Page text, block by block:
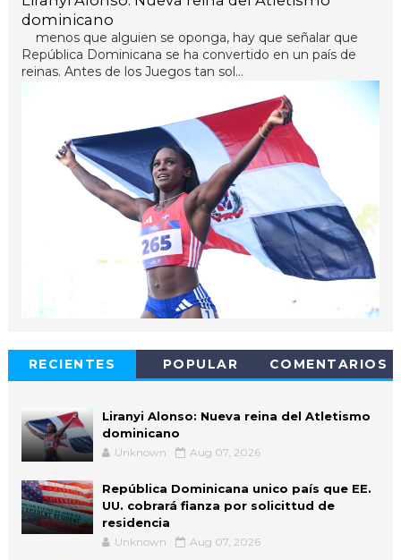
dominicano
menos que alguien se oponga, hay que señalar que
República Dominicana se ha convertido en un país de
reinas. Antes de los Juegos tan sol...
RECIENTES POPULAR COMENTARIOS
Liranyi Alonso: Nueva reina del Atletismo
dominicano
Unknown Aug 07, 2026
República Dominicana unico país que EE.
UU. cobrará fianza por solicittud de
residencia
Unknown Aug 07, 2026